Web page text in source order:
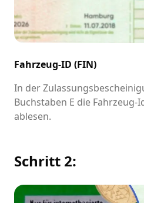
Fahrzeug-ID (FIN)
In der
Buchstaben E die
ablesen.
Schritt 2: